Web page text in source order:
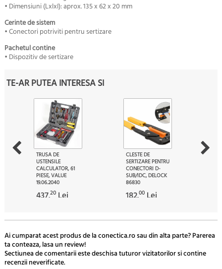
• Dimensiuni (LxlxI): aprox. 135 x 62 x 20 mm
Cerinte de sistem
• Conectori potriviti pentru sertizare
Pachetul contine
• Dispozitiv de sertizare
TE-AR PUTEA INTERESA SI
TRUSA DE
USTENSILE
CALCULATOR, 61
PIESE, VALUE
19.06.2040
437.20 Lei
CLESTE DE
SERTIZARE PENTRU
CONECTORI D-
SUB/IDC, DELOCK
86830
182.00 Lei
Ai cumparat acest produs de la conectica.ro sau din alta parte? Parerea
ta conteaza, lasa un review!
Sectiunea de comentarii este deschisa tuturor vizitatorilor si contine
recenzii neverificate.